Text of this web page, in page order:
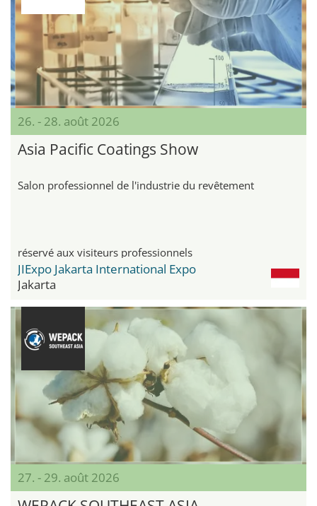
26. - 28. août 2026
Asia Pacific Coatings Show
Salon professionnel de l'industrie du revêtement
réservé aux visiteurs professionnels
JIExpo Jakarta International Expo
Jakarta
27. - 29. août 2026